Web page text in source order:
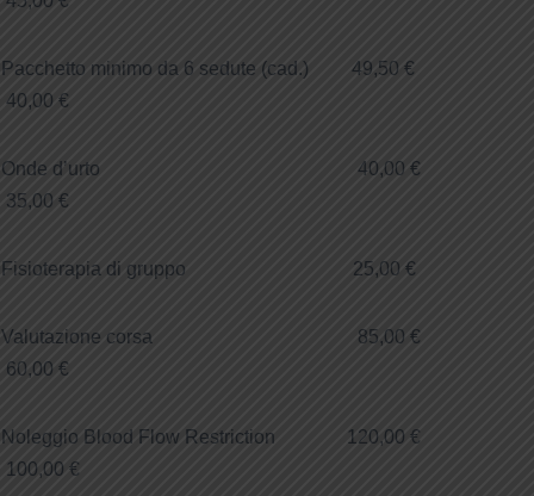
Pacchetto minimo da 6 sedute (cad.) 49,50 €
40,00 €
Onde d’urto 40,00 €
35,00 €
Fisioterapia di gruppo 25,00 €
Valutazione corsa 85,00 €
60,00 €
Noleggio Blood Flow Restriction 120,00 €
100,00 €